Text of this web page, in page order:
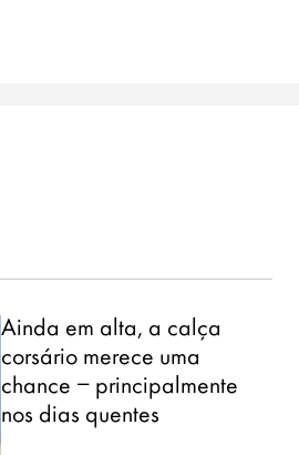
Ainda em alta, a calça
corsário merece uma
chance – principalmente
nos dias quentes